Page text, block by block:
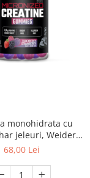
monohidrata cu
jeleuri, Weider,
200 Mesh
60 de jeleuri
68,00 Lei